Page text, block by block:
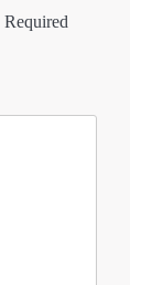
Required